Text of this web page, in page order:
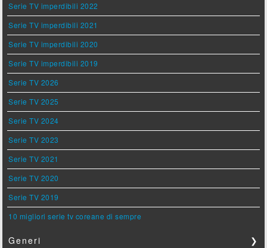
Serie TV imperdibili 2022
Serie TV imperdibili 2021
Serie TV imperdibili 2020
Serie TV imperdibili 2019
Serie TV 2026
Serie TV 2025
Serie TV 2024
Serie TV 2023
Serie TV 2021
Serie TV 2020
Serie TV 2019
10 migliori serie tv coreane di sempre
Generi ❯